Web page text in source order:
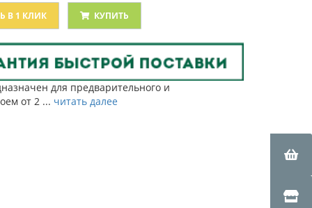
В 1 КЛИК КУПИТЬ
для предварительного и
от 2 ... читать далее